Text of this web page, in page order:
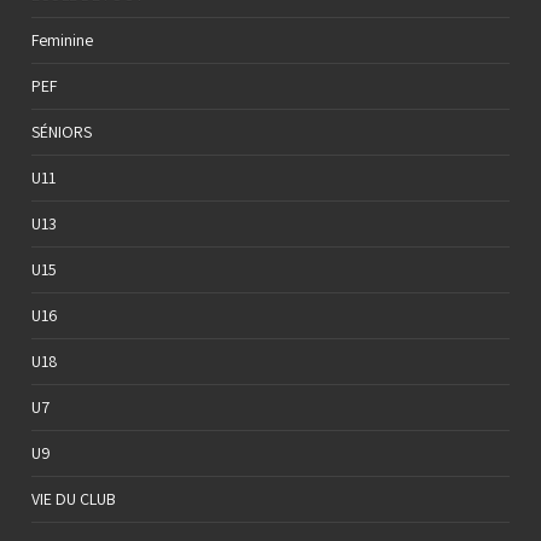
Feminine
PEF
SÉNIORS
U11
U13
U15
U16
U18
U7
U9
VIE DU CLUB